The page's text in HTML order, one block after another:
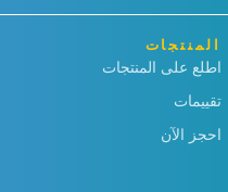
المنتجات
اطلع على المنتجات
تقييمات
احجز الآن